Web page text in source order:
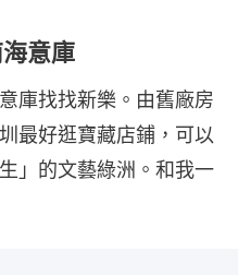
意庫
庫找找新樂。由舊廠房
最好逛寶藏店鋪，可以
」的文藝綠洲。和我一